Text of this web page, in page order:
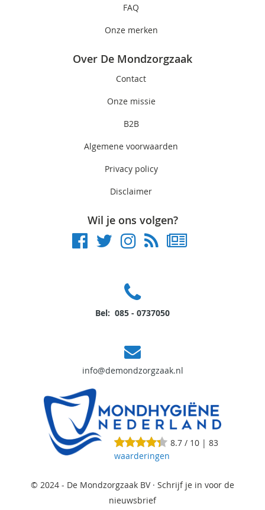
FAQ
Onze merken
Over De Mondzorgzaak
Contact
Onze missie
B2B
Algemene voorwaarden
Privacy policy
Disclaimer
Wil je ons volgen?
Bel: 085 - 0737050
info@demondzorgzaak.nl
8.7 / 10 | 83
waarderingen
© 2024 - De Mondzorgzaak BV · Schrijf je in voor de
nieuwsbrief